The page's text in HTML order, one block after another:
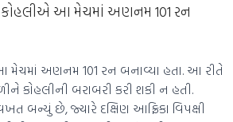
કોહલીએ આ મેચમાં અણનમ 101 રન
મેચમાં અણનમ 101 રન બનાવ્યા હતા. આ રીતે
કોહલીની બરાબરી કરી શકી ન હતી.
બન્યું છે, જ્યારે દક્ષિણ આફ્રિકા વિપક્ષી